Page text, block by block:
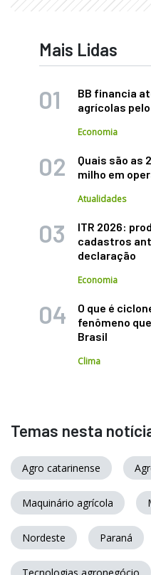
Mais Lidas
BB financia
agrícolas
Economia
Quais são as
milho em
Atualidades
ITR 2026:
cadastros
declaração
Economia
O que é
fenômeno
Brasil
Clima
Temas nesta
Agro catarinense
Maquinário agrícola
Nordeste Paraná